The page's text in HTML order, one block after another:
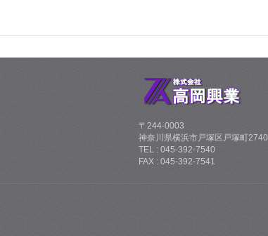
〒244-0003
神奈川県横浜市戸塚区戸塚町2740
TEL : 045-392-7540
FAX : 045-392-7541